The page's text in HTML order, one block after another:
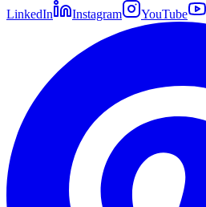
LinkedIn Instagram YouTube